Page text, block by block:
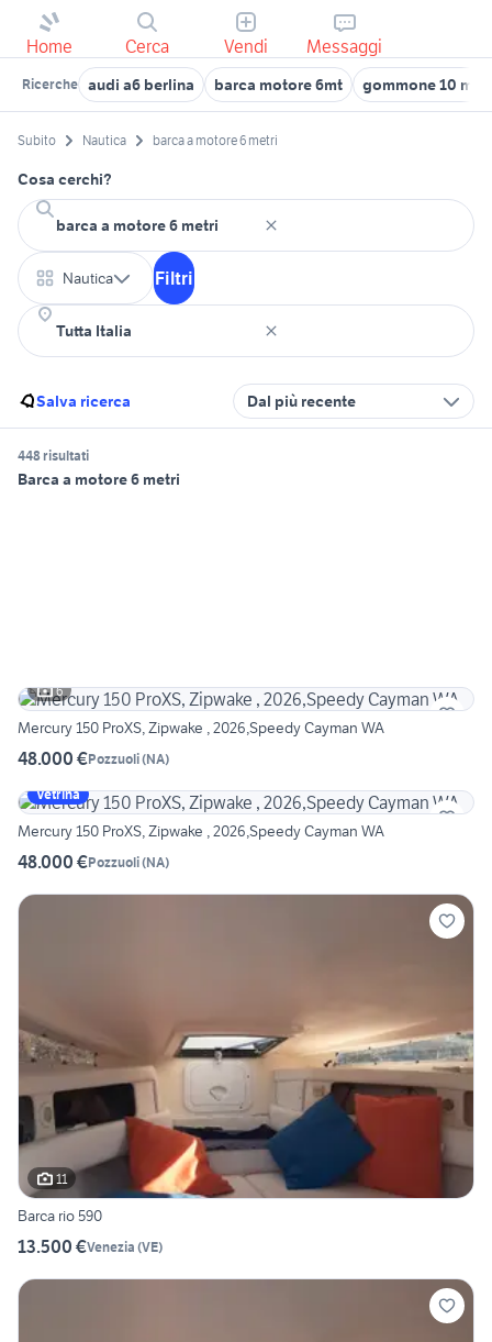
Home Cerca Vendi Messaggi
Ricerche audi a6 berlina barca motore 6mt gommone 10
Subito Nautica barca a motore 6 metri
Cosa cerchi?
Nautica Filtri
Salva ricerca Dal più recente
448 risultati
Barca a motore 6 metri
6
Mercury 150 ProXS, Zipwake , 2026,Speedy Cayman WA
48.000 €Pozzuoli(NA)
Vetrina
Mercury 150 ProXS, Zipwake , 2026,Speedy Cayman WA
48.000 €Pozzuoli(NA)
11
Barca rio 590
13.500 €Venezia (VE)